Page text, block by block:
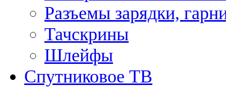
Разъемы зарядки,
Тачскрины
Шлейфы
Спутниковое ТВ